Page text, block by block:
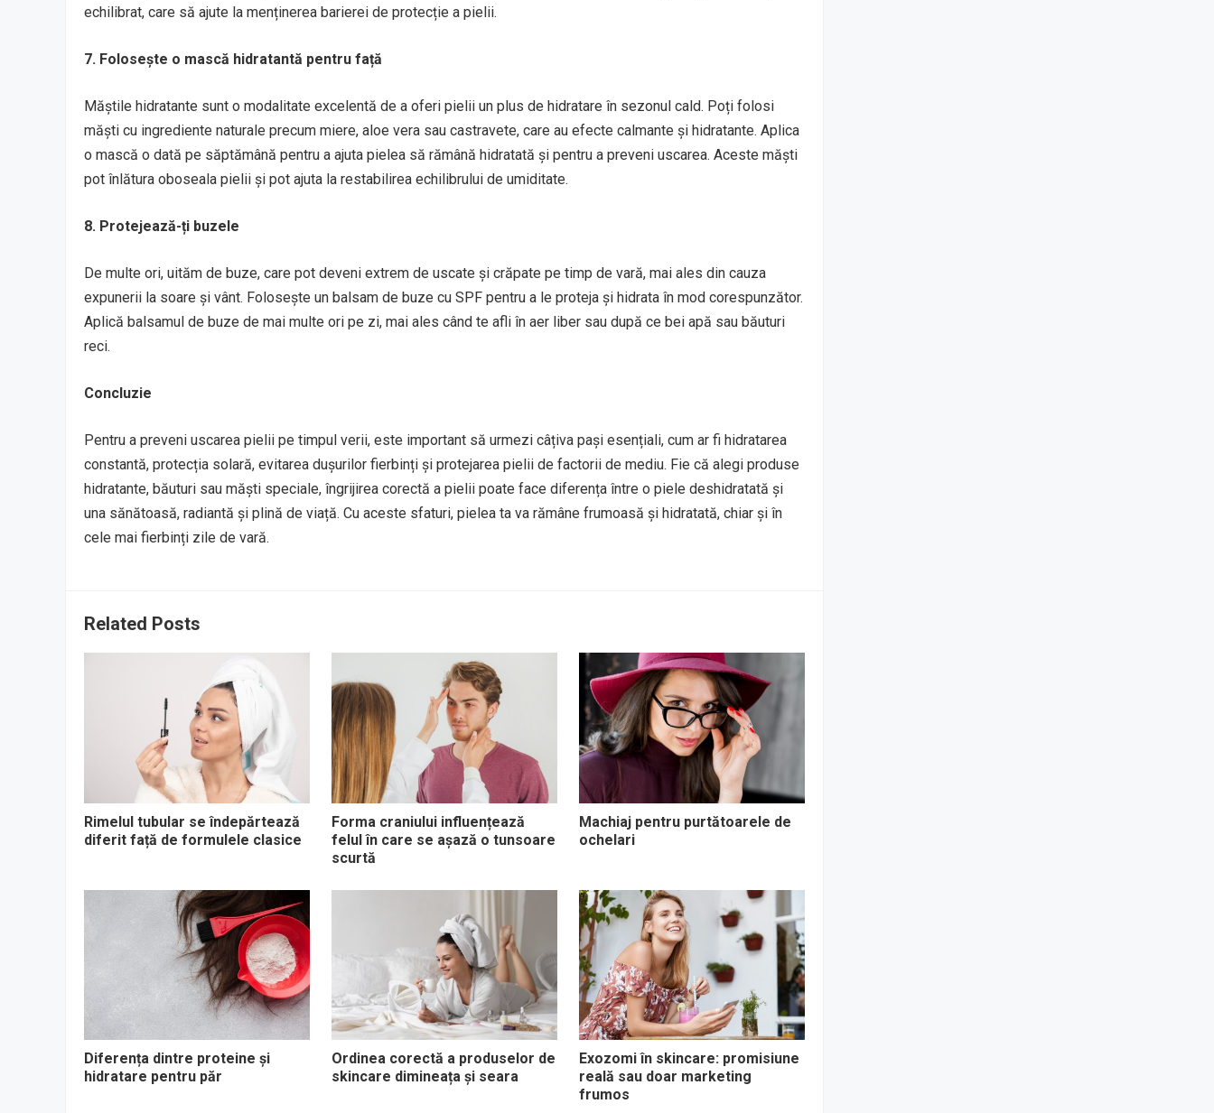
echilibrat, care să ajute la menținerea barierei de protecție a pielii.
7. Folosește o mască hidratantă pentru față
Măștile hidratante sunt o modalitate excelentă de a oferi pielii un plus de hidratare în sezonul cald. Poți folosi
măști cu ingrediente naturale precum miere, aloe vera sau castravete, care au efecte calmante și hidratante. Aplica
o mască o dată pe săptămână pentru a ajuta pielea să rămână hidratată și pentru a preveni uscarea. Aceste măști
pot înlătura oboseala pielii și pot ajuta la restabilirea echilibrului de umiditate.
8. Protejează-ți buzele
De multe ori, uităm de buze, care pot deveni extrem de uscate și crăpate pe timp de vară, mai ales din cauza
expunerii la soare și vânt. Folosește un balsam de buze cu SPF pentru a le proteja și hidrata în mod corespunzător.
Aplică balsamul de buze de mai multe ori pe zi, mai ales când te afli în aer liber sau după ce bei apă sau băuturi
reci.
Concluzie
Pentru a preveni uscarea pielii pe timpul verii, este important să urmezi câțiva pași esențiali, cum ar fi hidratarea
constantă, protecția solară, evitarea dușurilor fierbinți și protejarea pielii de factorii de mediu. Fie că alegi produse
hidratante, băuturi sau măști speciale, îngrijirea corectă a pielii poate face diferența între o piele deshidratată și
una sănătoasă, radiantă și plină de viață. Cu aceste sfaturi, pielea ta va rămâne frumoasă și hidratată, chiar și în
cele mai fierbinți zile de vară.
Related Posts
Rimelul tubular se îndepărtează
diferit față de formulele clasice
Forma craniului influențează
felul în care se așază o tunsoare
scurtă
Machiaj pentru purtătoarele de
ochelari
Diferența dintre proteine și
hidratare pentru păr
Ordinea corectă a produselor de
skincare dimineața și seara
Exozomi în skincare: promisiune
reală sau doar marketing
frumos